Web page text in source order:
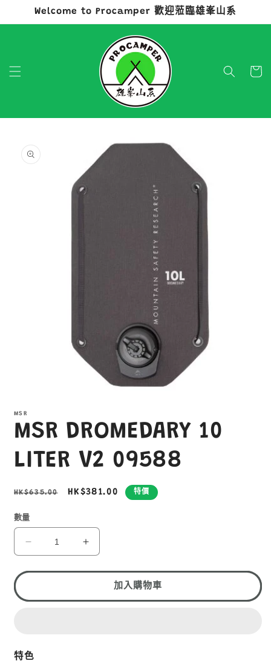
跳至內容
Welcome to Procamper 歡迎蒞臨雄峯山系
物
資訊
視
中
開
多
體
檔
MSR
MSR DROMEDARY 10
LITER V2 09588
定
HK$635.00
售
HK$381.00 特價
數量
DROMEDARY
10
V2
減
MSR
DROMEDARY
10
LITER
V2
加入購物車
特色